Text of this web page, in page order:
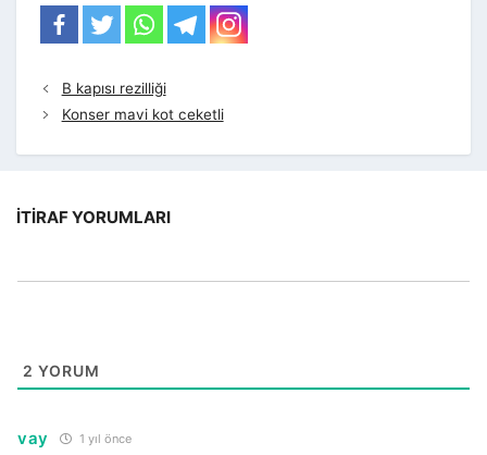
B kapısı rezilliği
Konser mavi kot ceketli
İTIRAF YORUMLARI
2 YORUM
vay 1 yıl önce